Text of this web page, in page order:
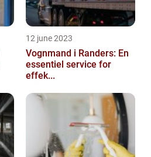
12 june 2023
Vognmand i Randers: En
essentiel service for
effek...